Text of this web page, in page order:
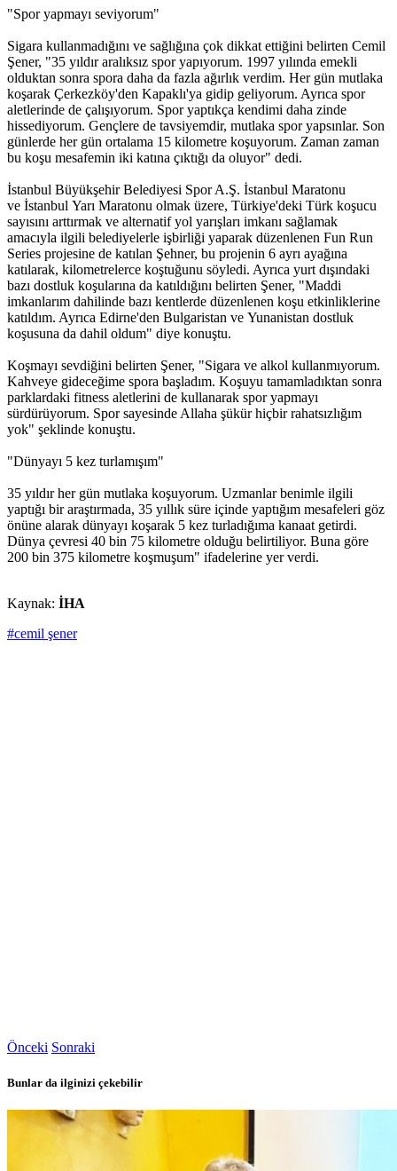
"Spor yapmayı seviyorum"
Sigara kullanmadığını ve sağlığına çok dikkat ettiğini belirten Cemil
Şener, "35 yıldır aralıksız spor yapıyorum. 1997 yılında emekli
olduktan sonra spora daha da fazla ağırlık verdim. Her gün mutlaka
koşarak Çerkezköy'den Kapaklı'ya gidip geliyorum. Ayrıca spor
aletlerinde de çalışıyorum. Spor yaptıkça kendimi daha zinde
hissediyorum. Gençlere de tavsiyemdir, mutlaka spor yapsınlar. Son
günlerde her gün ortalama 15 kilometre koşuyorum. Zaman zaman
bu koşu mesafemin iki katına çıktığı da oluyor" dedi.
İstanbul Büyükşehir Belediyesi Spor A.Ş. İstanbul Maratonu
ve İstanbul Yarı Maratonu olmak üzere, Türkiye'deki Türk koşucu
sayısını arttırmak ve alternatif yol yarışları imkanı sağlamak
amacıyla ilgili belediyelerle işbirliği yaparak düzenlenen Fun Run
Series projesine de katılan Şehner, bu projenin 6 ayrı ayağına
katılarak, kilometrelerce koştuğunu söyledi. Ayrıca yurt dışındaki
bazı dostluk koşularına da katıldığını belirten Şener, "Maddi
imkanlarım dahilinde bazı kentlerde düzenlenen koşu etkinliklerine
katıldım. Ayrıca Edirne'den Bulgaristan ve Yunanistan dostluk
koşusuna da dahil oldum" diye konuştu.
Koşmayı sevdiğini belirten Şener, "Sigara ve alkol kullanmıyorum.
Kahveye gideceğime spora başladım. Koşuyu tamamladıktan sonra
parklardaki fitness aletlerini de kullanarak spor yapmayı
sürdürüyorum. Spor sayesinde Allaha şükür hiçbir rahatsızlığım
yok" şeklinde konuştu.
"Dünyayı 5 kez turlamışım"
35 yıldır her gün mutlaka koşuyorum. Uzmanlar benimle ilgili
yaptığı bir araştırmada, 35 yıllık süre içinde yaptığım mesafeleri göz
önüne alarak dünyayı koşarak 5 kez turladığıma kanaat getirdi.
Dünya çevresi 40 bin 75 kilometre olduğu belirtiliyor. Buna göre
200 bin 375 kilometre koşmuşum" ifadelerine yer verdi.
Kaynak: İHA
#cemil şener
Önceki Sonraki
Bunlar da ilginizi çekebilir